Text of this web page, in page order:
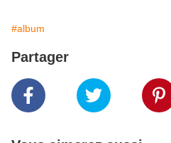
#album
Partager